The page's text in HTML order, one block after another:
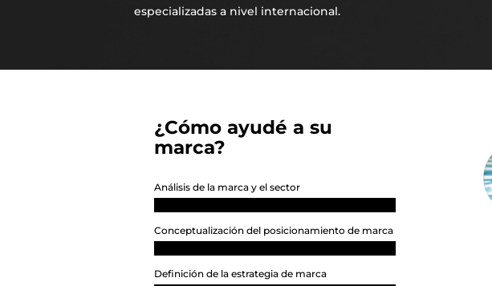
especializadas a nivel internacional.
¿Cómo ayudé a su
marca?
Análisis de la marca y el sector
Conceptualización del posicionamiento de marca
Definición de la estrategia de marca